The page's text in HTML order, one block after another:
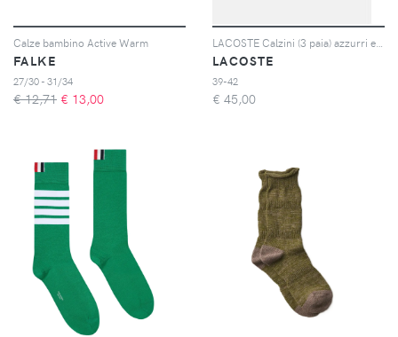
Calze bambino Active Warm
FALKE
27/30 - 31/34
€ 12,71 € 13,00
LACOSTE
39-42
€ 45,00